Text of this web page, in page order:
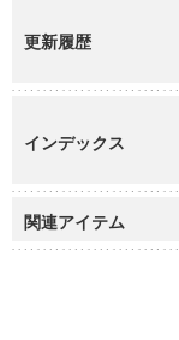
更新履歴
インデックス
関連アイテム